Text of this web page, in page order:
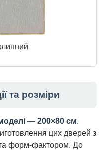
та розміри
— 200×80 см.
цих дверей з
форм-фактором. До